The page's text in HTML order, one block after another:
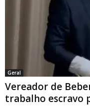
Geral
Vereador de
trabalho escravo